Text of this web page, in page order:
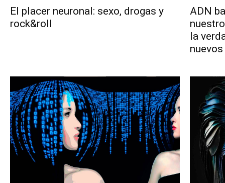
El placer neuronal: sexo, drogas y
rock&roll
ADN
la